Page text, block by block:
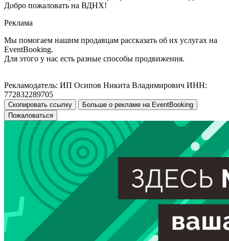
Добро пожаловать на ВДНХ!
Реклама
Мы помогаем нашим продавцам рассказать об их услугах на
EventBooking.
Для этого у нас есть разные способы продвижения.
Рекламодатель: ИП Осипов Никита Владимирович ИНН:
772832289705
Скопировать ссылку
Больше о рекламе на EventBooking
Пожаловаться